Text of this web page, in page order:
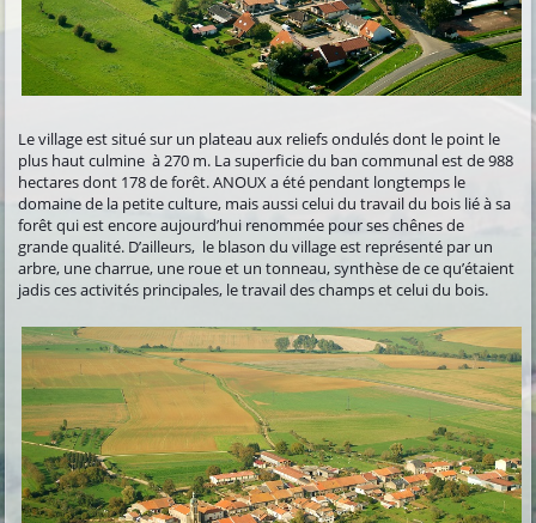
Le village est situé sur un plateau aux reliefs ondulés dont le point le
plus haut culmine à 270 m. La superficie du ban communal est de 988
hectares dont 178 de forêt. ANOUX a été pendant longtemps le
domaine de la petite culture, mais aussi celui du travail du bois lié à sa
forêt qui est encore aujourd’hui renommée pour ses chênes de
grande qualité. D’ailleurs, le blason du village est représenté par un
arbre, une charrue, une roue et un tonneau, synthèse de ce qu’étaient
jadis ces activités principales, le travail des champs et celui du bois.